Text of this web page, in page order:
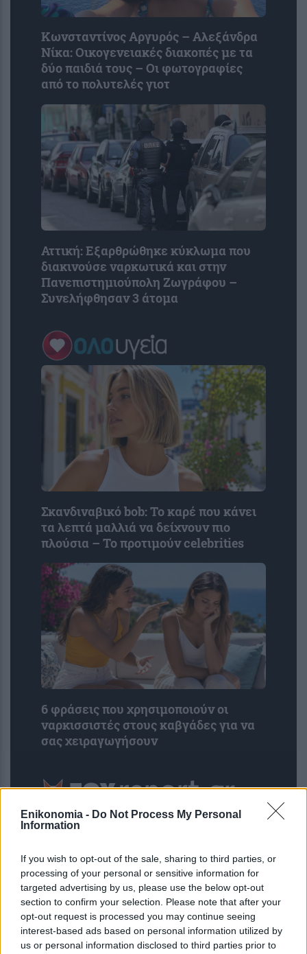
Enikonomia - Do Not Process My Personal
Information
If you wish to opt-out of the sale, sharing to third parties, or
processing of your personal or sensitive information for
targeted advertising by us, please use the below opt-out
section to confirm your selection. Please note that after your
opt-out request is processed you may continue seeing
interest-based ads based on personal information utilized by
us or personal information disclosed to third parties prior to
Κωνσταντίνος Αργυρός – Αλεξάνδρα
Νίκα: Οικογενειακές διακοπές με τα
δύο παιδιά τους – Οι φωτογραφίες
από το πολυτελές γιοτ
Αττική: Εξαρθρώθηκε κύκλωμα που
διακινούσε ναρκωτικά και στην
Πανεπιστημιούπολη Ζωγράφου –
Συνελήφθησαν 3 άτομα
Σκανδιναβικό bob: Το καρέ που κάνει
τα λεπτά μαλλιά να δείχνουν πιο
πλούσια – Το προτιμούν celebrities
6 φράσεις που χρησιμοποιούν οι
ναρκισσιστές στους καβγάδες για να
σας χειραγωγήσουν